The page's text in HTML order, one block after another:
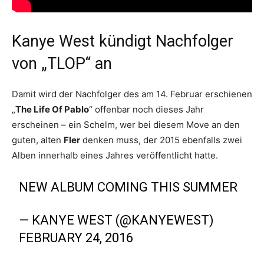
Kanye West kündigt Nachfolger
von „TLOP“ an
Damit wird der Nachfolger des am 14. Februar erschienen
„The Life Of Pablo“ offenbar noch dieses Jahr
erscheinen – ein Schelm, wer bei diesem Move an den
guten, alten Fler denken muss, der 2015 ebenfalls zwei
Alben innerhalb eines Jahres veröffentlicht hatte.
NEW ALBUM COMING THIS SUMMER
— KANYE WEST (@KANYEWEST)
FEBRUARY 24, 2016